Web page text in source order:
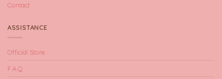
Contact
ASSISTANCE
Official Store
F.A.Q